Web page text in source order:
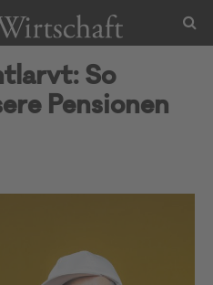
So
Pensionen